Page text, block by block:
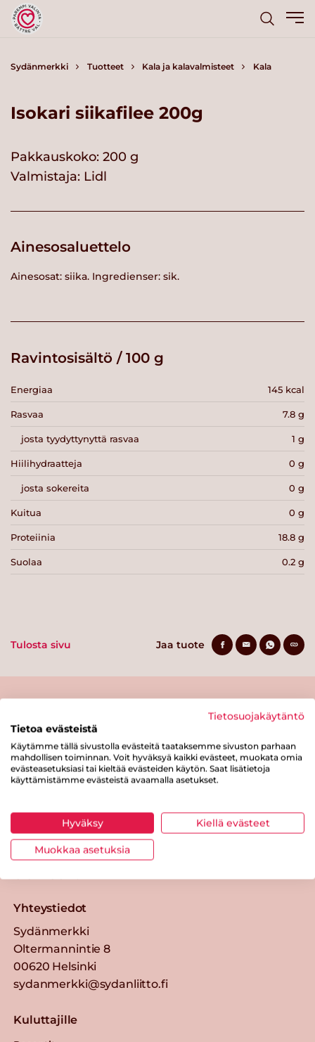
Sydänmerkki Tuotteet Kala ja kalavalmisteet Kala
Isokari siikafilee 200g
Pakkauskoko: 200 g
Valmistaja: Lidl
Ainesosaluettelo
Ainesosat: siika. Ingredienser: sik.
Ravintosisältö / 100 g
Energiaa 145 kcal
Rasvaa 7.8 g
josta tyydyttynyttä rasvaa 1 g
Hiilihydraatteja 0 g
josta sokereita 0 g
Kuitua 0 g
Proteiinia 18.8 g
Suolaa 0.2 g
Tulosta sivu Jaa tuote
Tästä merkistä tunnistat
Sydänmerkki-tuotteen
Takaisin ylös
Sydänmerkki — Paremmat eväät
Yhteystiedot
Sydänmerkki
Oltermannintie 8
00620 Helsinki
sydanmerkki@sydanliitto.fi
Kuluttajille
Tietosuojakäytäntö
Tietoa evästeistä
Käytämme tällä sivustolla evästeitä taataksemme sivuston parhaan
mahdollisen toiminnan. Voit hyväksyä kaikki evästeet, muokata omia
evästeasetuksiasi tai kieltää evästeiden käytön. Saat lisätietoja
käyttämistämme evästeistä avaamalla asetukset.
Hyväksy Kiellä evästeet
Muokkaa asetuksia